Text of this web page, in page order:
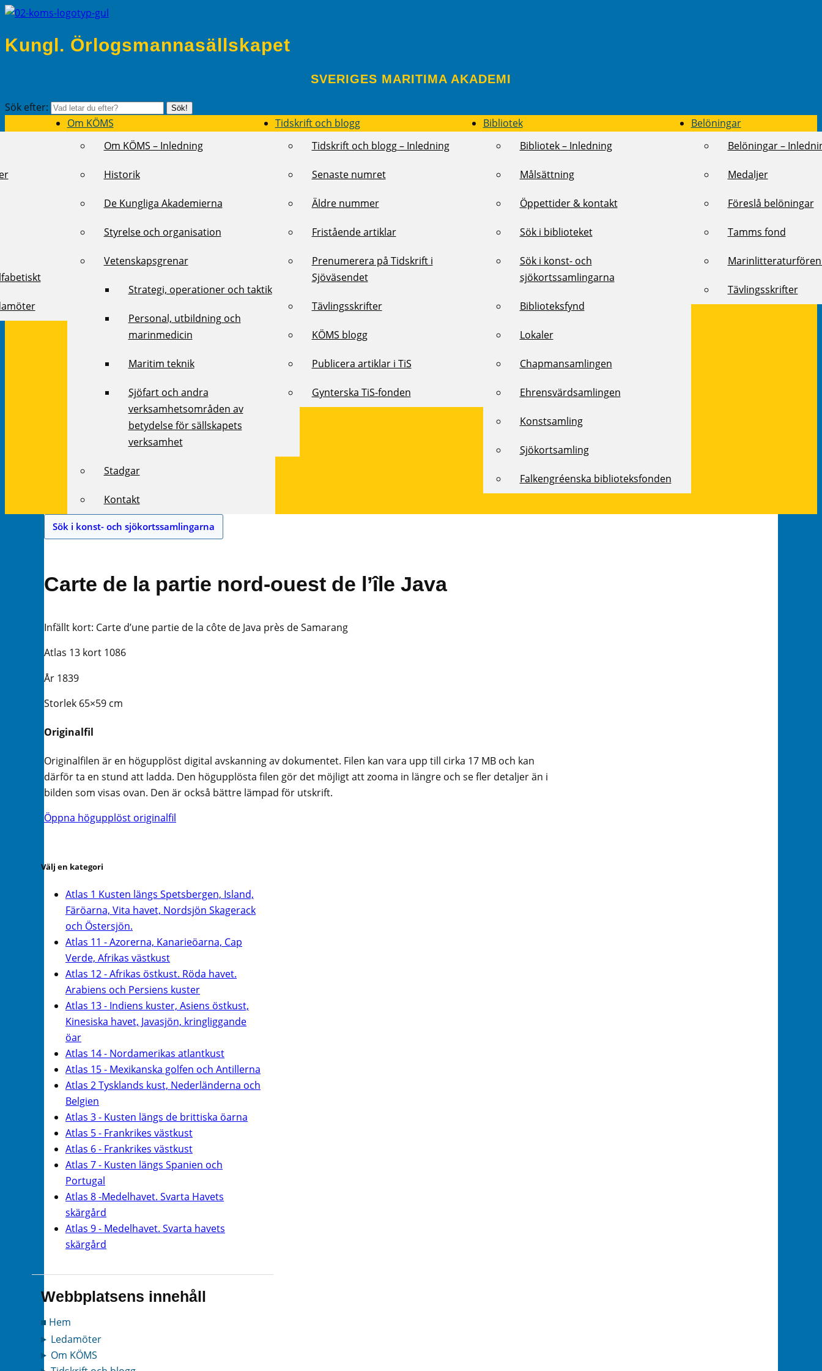
Kungl. Örlogsmannasällskapet
SVERIGES MARITIMA AKADEMI
Sök efter: Sök!
Om KÖMS
Om KÖMS – Inledning
Historik
De Kungliga Akademierna
Styrelse och organisation
Vetenskapsgrenar
Strategi, operationer och taktik
Personal, utbildning och
marinmedicin
Maritim teknik
Sjöfart och andra
verksamhetsområden av
betydelse för sällskapets
verksamhet
Stadgar
Kontakt
Tidskrift och blogg
Tidskrift och blogg – Inledning
Senaste numret
Äldre nummer
Fristående artiklar
Prenumerera på Tidskrift i
Sjöväsendet
Tävlingsskrifter
KÖMS blogg
Publicera artiklar i TiS
Gynterska TiS-fonden
Bibliotek
Bibliotek – Inledning
Målsättning
Öppettider & kontakt
Sök i biblioteket
Sök i konst- och
sjökortssamlingarna
Biblioteksfynd
Lokaler
Chapmansamlingen
Ehrensvärdsamlingen
Konstsamling
Sjökortsamling
Falkengréenska biblioteksfonden
Belöningar
Belöningar –
Medaljer
Föreslå belöningar
Tamms fond
Tävlingsskrifter
Sök i konst- och sjökortssamlingarna
Carte de la partie nord-ouest de l’île Java
Infällt kort: Carte d’une partie de la côte de Java près de Samarang
Atlas 13 kort 1086
År 1839
Storlek 65×59 cm
Originalfil
Originalfilen är en högupplöst digital avskanning av dokumentet. Filen kan vara upp till cirka 17 MB och kan
därför ta en stund att ladda. Den högupplösta filen gör det möjligt att zooma in längre och se fler detaljer än i
bilden som visas ovan. Den är också bättre lämpad för utskrift.
Öppna högupplöst originalfil
Välj en kategori
Atlas 1 Kusten längs Spetsbergen, Island,
Färöarna, Vita havet, Nordsjön Skagerack
och Östersjön.
Atlas 11 - Azorerna, Kanarieöarna, Cap
Verde, Afrikas västkust
Atlas 12 - Afrikas östkust. Röda havet.
Arabiens och Persiens kuster
Atlas 13 - Indiens kuster, Asiens östkust,
Kinesiska havet, Javasjön, kringliggande
öar
Atlas 14 - Nordamerikas atlantkust
Atlas 15 - Mexikanska golfen och Antillerna
Atlas 2 Tysklands kust, Nederländerna och
Belgien
Atlas 3 - Kusten längs de brittiska öarna
Atlas 5 - Frankrikes västkust
Atlas 6 - Frankrikes västkust
Atlas 7 - Kusten längs Spanien och
Portugal
Atlas 8 -Medelhavet. Svarta Havets
skärgård
Atlas 9 - Medelhavet. Svarta havets
skärgård
Webbplatsens innehåll
Hem
Ledamöter
Om KÖMS